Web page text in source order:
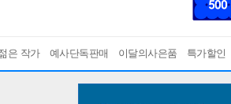
은 작가 예사단독판매 이달의사은품 특가할인